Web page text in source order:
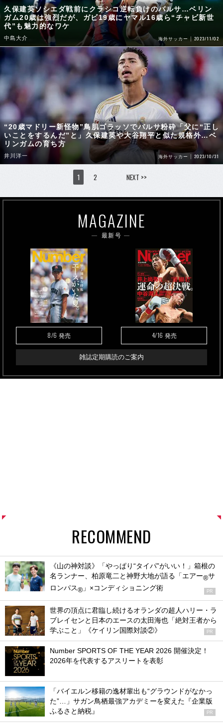
久保建英ソシエダ戦前にクラシコ逆転負けのバルサ…ベリン
ガム20歳は強烈だが、ガビ19歳にヤマル16歳ら“チャビ新世
代”も魅力的なワケ
中島大介 海外サッカー 2023/11/02
“20歳マドリー新怪物”鳥肌ゴラッソでバルサ粉砕「父に“正し
いことをするんだ”と」久保建英や大谷翔平と似た規格外…ベ
リンガムの育ち方
井川洋一 海外サッカー 2023/10/31
1 2 NEXT >>
MAGAZINE
最新号
8/6 発売 4/16 発売
雑誌定期購読のご案内
RECOMMEND
《山の神対談》「やっぱり“タイパ”がいい！」箱根の
名ランナー、柏原竜二と神野大地が語る「エアー®サ
ロンパス® 」×コンディショニング術 PR
世界の頂点に君臨し続けるオランダの超人ハリー・ラ
ブレイセンと日本のエースの太田海也「絶対王者から
学ぶこと」《ケイリン国際対談②》
PR
Number SPORTS OF THE YEAR 2026 開催決定！
2026年を代表するアスリートを表彰
「バイエルン移籍の逸材輩出も“グラウンドがなかっ
た”…」サガン鳥栖最強アカデミーを変えた『企業版
ふるさと納税』
PR